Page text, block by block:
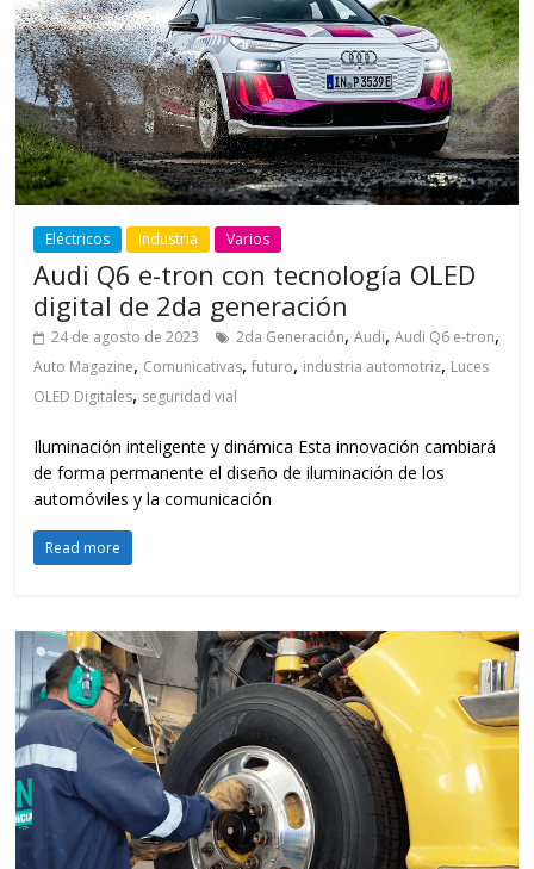
Eléctricos Industria Varios
Audi Q6 e-tron con tecnología OLED
digital de 2da generación
24 de agosto de 2023 2da Generación,Audi,Audi Q6 e-tron,
Auto Magazine, Comunicativas,futuro, industria automotriz, Luces
OLED Digitales, seguridad vial
Iluminación inteligente y dinámica Esta innovación cambiará
de forma permanente el diseño de iluminación de los
automóviles y la comunicación
Read more